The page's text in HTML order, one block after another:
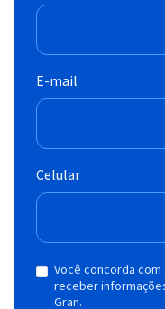
E-mail
Celular
Você concorda
receber
Gran.